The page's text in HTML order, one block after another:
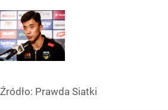
Źródło: Prawda Siatki